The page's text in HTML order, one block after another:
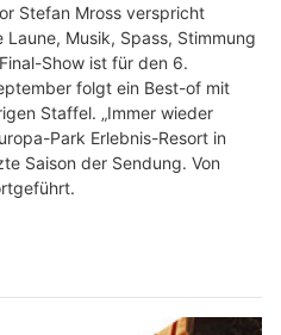
Stefan Mross verspricht
Musik, Spass, Stimmung
Show ist für den 6.
folgt ein Best-of mit
Staffel. „Immer wieder
Park Erlebnis-Resort in
Saison der Sendung. Von